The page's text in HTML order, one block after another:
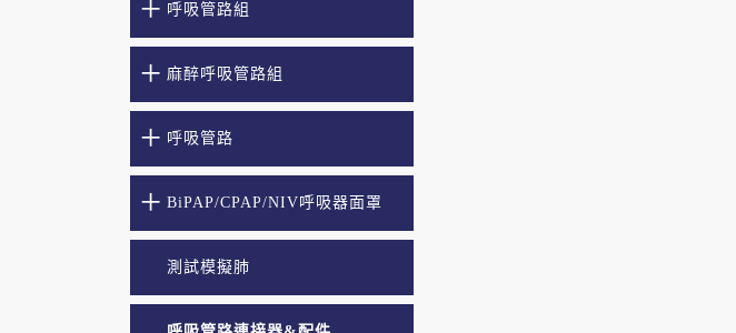
呼吸管路組
麻醉呼吸管路組
呼吸管路
BiPAP/CPAP/NIV呼吸器面罩
測試模擬肺